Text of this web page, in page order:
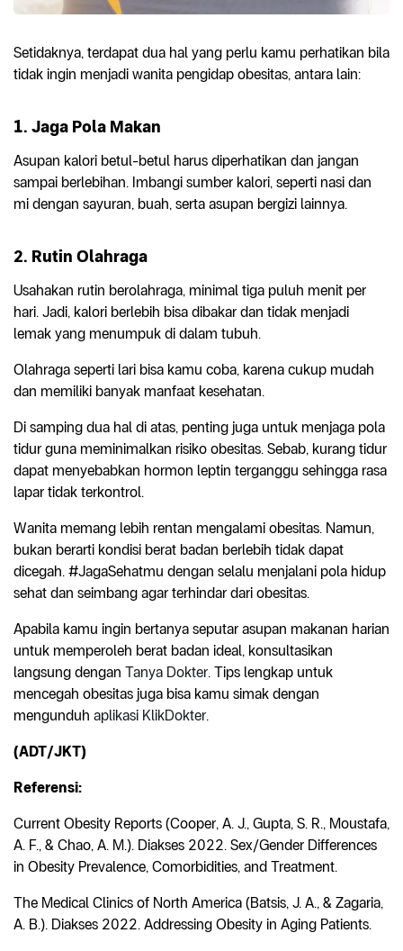
Setidaknya, terdapat dua hal yang perlu kamu perhatikan bila
tidak ingin menjadi wanita pengidap obesitas, antara lain:
1. Jaga Pola Makan
Asupan kalori betul-betul harus diperhatikan dan jangan
sampai berlebihan. Imbangi sumber kalori, seperti nasi dan
mi dengan sayuran, buah, serta asupan bergizi lainnya.
2. Rutin Olahraga
Usahakan rutin berolahraga, minimal tiga puluh menit per
hari. Jadi, kalori berlebih bisa dibakar dan tidak menjadi
lemak yang menumpuk di dalam tubuh.
Olahraga seperti lari bisa kamu coba, karena cukup mudah
dan memiliki banyak manfaat kesehatan.
Di samping dua hal di atas, penting juga untuk menjaga pola
tidur guna meminimalkan risiko obesitas. Sebab, kurang tidur
dapat menyebabkan hormon leptin terganggu sehingga rasa
lapar tidak terkontrol.
Wanita memang lebih rentan mengalami obesitas. Namun,
bukan berarti kondisi berat badan berlebih tidak dapat
dicegah. #JagaSehatmu dengan selalu menjalani pola hidup
sehat dan seimbang agar terhindar dari obesitas.
Apabila kamu ingin bertanya seputar asupan makanan harian
untuk memperoleh berat badan ideal, konsultasikan
langsung dengan Tanya Dokter. Tips lengkap untuk
mencegah obesitas juga bisa kamu simak dengan
mengunduh aplikasi KlikDokter.
(ADT/JKT)
Referensi:
Current Obesity Reports (Cooper, A. J., Gupta, S. R., Moustafa,
A. F., & Chao, A. M.). Diakses 2022. Sex/Gender Differences
in Obesity Prevalence, Comorbidities, and Treatment.
The Medical Clinics of North America (Batsis, J. A., & Zagaria,
A. B.). Diakses 2022. Addressing Obesity in Aging Patients.